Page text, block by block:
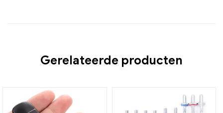
Gerelateerde producten